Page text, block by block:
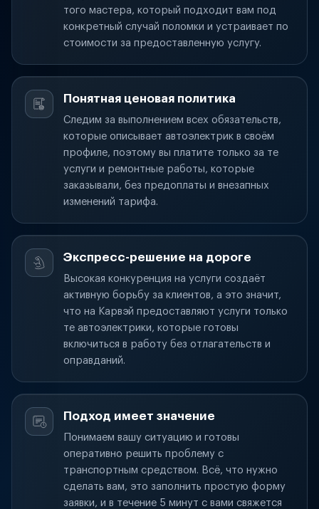
того мастера, который подходит вам под
конкретный случай поломки и устраивает по
стоимости за предоставленную услугу.
Понятная ценовая политика
Следим за выполнением всех обязательств,
которые описывает автоэлектрик в своём
профиле, поэтому вы платите только за те
услуги и ремонтные работы, которые
заказывали, без предоплаты и внезапных
изменений тарифа.
Экспресс-решение на дороге
Высокая конкуренция на услуги создаёт
активную борьбу за клиентов, а это значит,
что на Карвэй предоставляют услуги только
те автоэлектрики, которые готовы
включиться в работу без отлагательств и
оправданий.
Подход имеет значение
Понимаем вашу ситуацию и готовы
оперативно решить проблему с
транспортным средством. Всё, что нужно
сделать вам, это заполнить простую форму
заявки, и в течение 5 минут с вами свяжется